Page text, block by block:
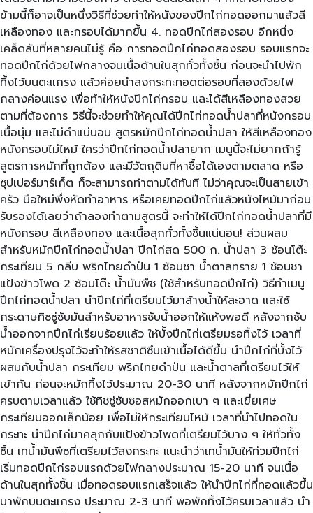
ข้ามนี้ก็อาจเป็นหนึ่งวิธีที่ช่วยทำให้หนังของปีกไก่ทอดออกมาแล้วสี
เหลืองทอง และกรอบได้มากขึ้น 4. ทอดปีกไก่สองรอบ อีกหนึ่ง
เคล็ดลับที่หลายคนไม่รู้ คือ การทอดปีกไก่ทอดสองรอบ รอบแรกจะ
ทอดปีกไก่ด้วยไฟกลางจนเนื้อด้านในสุกทั่วทั้งชิ้น ก่อนจะนำไปพัก
ทิ้งไว้บนตะแกรง แล้วค่อยนำลงกระทะทอดต่อรอบที่สองด้วยไฟ
กลางค่อนแรง เพื่อทำให้หนังปีกไก่กรอบ และได้สีเหลืองทองสวย
ตามที่ต้องการ วิธีนี้จะช่วยทำให้คุณได้ปีกไก่ทอดน้ำปลาที่หนังกรอบ
เนื้อนุ่ม และไม่ดำแน่นอน สูตรหมักปีกไก่ทอดน้ำปลา ให้สีเหลืองทอง
หนังกรอบไม่ไหม้ ใครว่าปีกไก่ทอดน้ำปลายาก เมนูนี้จะไม่ยากถ้ารู้
สูตรการหมักที่ถูกต้อง และมีวัตถุดิบที่หาซื้อได้เองตามตลาด หรือ
ซุปเปอร์มาร์เก็ต ก็จะสามารถทำตามได้ทันที ไม่ว่าคุณจะเป็นสายเข้า
ครัว มือใหม่พึ่งหัดทำอาหาร หรือเคยทอดปีกไก่แล้วหนังไหม้มาก่อน
รับรองได้เลยว่าถ้าลองทำตามสูตรนี้ จะทำให้ได้ปีกไก่ทอดน้ำปลาที่มี
หนังกรอบ สีเหลืองทอง และเนื้อสุกทั่วทั้งชิ้นแน่นอน! ส่วนผสม
สำหรับหมักปีกไก่ทอดน้ำปลา ปีกไก่สด 500 ก. น้ำปลา 3 ช้อนโต๊ะ
กระเทียม 5 กลีบ พริกไทยดำป่น 1 ช้อนชา น้ำตาลทราย 1 ช้อนชา
แป้งข้าวโพด 2 ช้อนโต๊ะ น้ำมันพืช (ใช้สำหรับทอดปีกไก่) วิธีทำเมนู
ปีกไก่ทอดน้ำปลา นำปีกไก่ที่เตรียมไว้มาล้างน้ำให้สะอาด และใช้
กระดาษทิชชู่ซับมันสำหรับอาหารซับน้ำออกให้แห้งพอดี หลังจากซับ
น้ำออกจากปีกไก่เรียบร้อยแล้ว ให้บั้งปีกไก่เตรียมรอทิ้งไว้ เวลาที่
หมักเครื่องปรุงไว้จะทำให้รสชาติซึมเข้าเนื้อได้ดีขึ้น นำปีกไก่ที่บั้งไว้
ผสมกับน้ำปลา กระเทียม พริกไทยดำป่น และน้ำตาลที่เตรียมไว้ให้
เข้ากัน ก่อนจะหมักทิ้งไว้ประมาณ 20-30 นาที หลังจากหมักปีกไก่
ครบตามเวลาแล้ว ใช้ทิชชู่ซับซอสหมักออกเบา ๆ และเขี่ยเศษ
กระเทียมออกเล็กน้อย เพื่อไม่ให้กระเทียมไหม้ เวลาที่นำไปทอดใน
กระทะ นำปีกไก่มาคลุกกับแป้งข้าวโพดที่เตรียมไว้บาง ๆ ให้ทั่วทั้ง
ชิ้น เทน้ำมันพืชที่เตรียมไว้ลงกระทะ แนะนำว่าเทน้ำมันให้ท่วมปีกไก่
เริ่มทอดปีกไก่รอบแรกด้วยไฟกลางประมาณ 15-20 นาที จนเนื้อ
ด้านในสุกทั้งชิ้น เมื่อทอดรอบแรกเสร็จแล้ว ให้นำปีกไก่ที่ทอดแล้วขึ้น
มาพักบนตะแกรง ประมาณ 2-3 นาที พอพักทิ้งไว้ครบเวลาแล้ว นำ